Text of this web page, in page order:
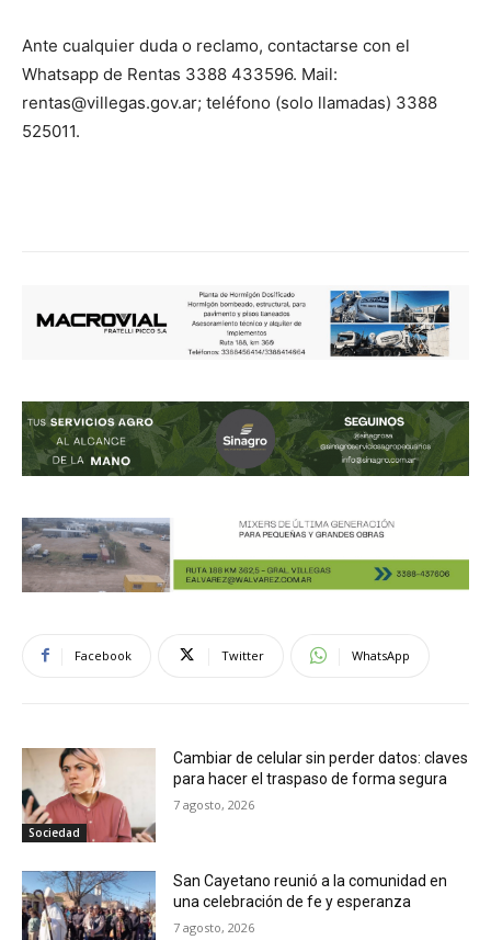
Ante cualquier duda o reclamo, contactarse con el
Whatsapp de Rentas 3388 433596. Mail:
rentas@villegas.gov.ar; teléfono (solo llamadas) 3388
525011.
Facebook Twitter WhatsApp
Sociedad
Cambiar de celular sin perder datos: claves
para hacer el traspaso de forma segura
7 agosto, 2026
San Cayetano reunió a la comunidad en
una celebración de fe y esperanza
7 agosto, 2026